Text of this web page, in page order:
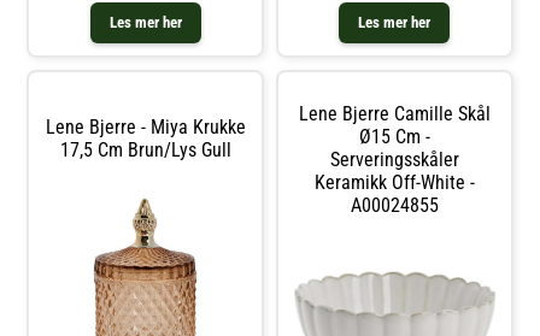
Les mer her
umiddelbart oppmerksomhet i
ethvert hjem. Denne krukken er
ikke bare vakker, men også pr
Les mer her
umiddelbart oppmerksomhet i
ethvert hjem. Denne krukken er
ikke bare vakker, men også pr
Lene Bjerre - Miya Krukke
17,5 Cm Brun/lys Gull
Lene Bjerre Camille Skål
Ø15 Cm -
Serveringsskåler
Keramikk Off-White -
A00024855